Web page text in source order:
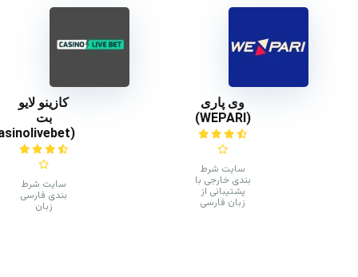
وی پاری
(WEPARI)
سایت شرط
بندی خارجی با
پشتیبانی از
زبان فارسی
کازینو لایو
بت
(casinolivebet)
سایت شرط
بندی فارسی
زبان